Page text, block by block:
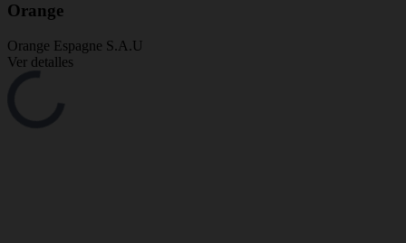
Orange
Orange Espagne S.A.U
Ver detalles